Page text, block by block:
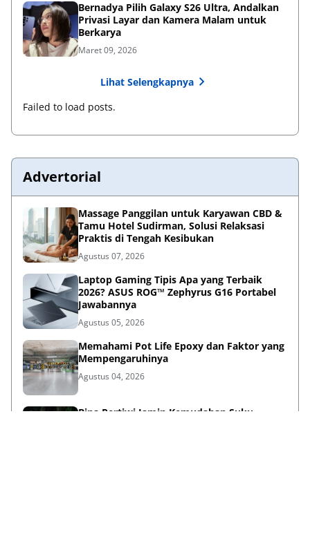
Bernadya Pilih Galaxy S26 Ultra, Andalkan
Privasi Layar dan Kamera Malam untuk
Berkarya
Maret 09, 2026
Lihat Selengkapnya
Failed to load posts.
Advertorial
Massage Panggilan untuk Karyawan CBD &
Tamu Hotel Sudirman, Solusi Relaksasi
Praktis di Tengah Kesibukan
Agustus 07, 2026
Laptop Gaming Tipis Apa yang Terbaik
2026? ASUS ROG™ Zephyrus G16 Portabel
Jawabannya
Agustus 05, 2026
Memahami Pot Life Epoxy dan Faktor yang
Mempengaruhinya
Agustus 04, 2026
Bina Pertiwi Jamin Kemudahan Suku